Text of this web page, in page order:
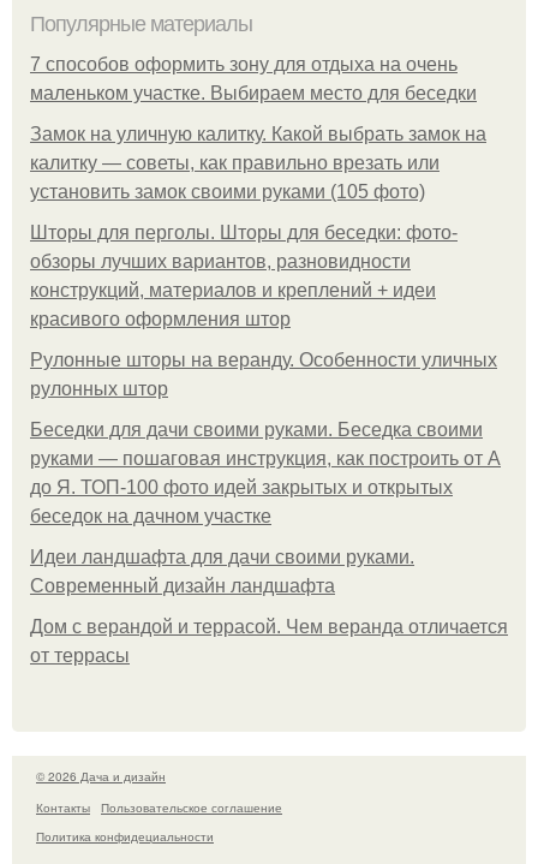
Популярные материалы
7 способов оформить зону для отдыха на очень
маленьком участке. Выбираем место для беседки
Замок на уличную калитку. Какой выбрать замок на
калитку — советы, как правильно врезать или
установить замок своими руками (105 фото)
Шторы для перголы. Шторы для беседки: фото-
обзоры лучших вариантов, разновидности
конструкций, материалов и креплений + идеи
красивого оформления штор
Рулонные шторы на веранду. Особенности уличных
рулонных штор
Беседки для дачи своими руками. Беседка своими
руками — пошаговая инструкция, как построить от А
до Я. ТОП-100 фото идей закрытых и открытых
беседок на дачном участке
Идеи ландшафта для дачи своими руками.
Современный дизайн ландшафта
Дом с верандой и террасой. Чем веранда отличается
от террасы
© 2026 Дача и дизайн
Контакты
Пользовательское соглашение
Политика конфидециальности